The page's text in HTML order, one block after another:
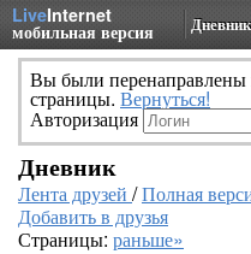
LiveInternet
мобильная версия
Вы были
страницы. Вернуться!
Авторизация
Дневник
Лента друзей /Полная
Добавить в друзья
Страницы: раньше»